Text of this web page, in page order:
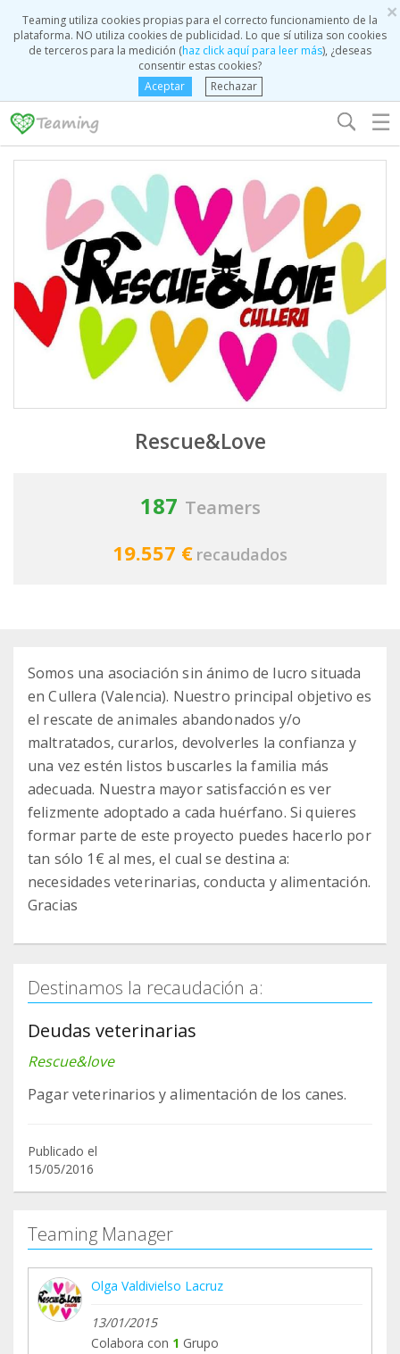
×
Teaming utiliza cookies propias para el correcto funcionamiento de la
plataforma. NO utiliza cookies de publicidad. Lo que sí utiliza son cookies
de terceros para la medición (haz click aquí para leer más), ¿deseas
consentir estas cookies?
Aceptar
Rechazar
☰
Rescue&Love
187 Teamers
19.557 € recaudados
Somos una asociación sin ánimo de lucro situada
en Cullera (Valencia). Nuestro principal objetivo es
el rescate de animales abandonados y/o
maltratados, curarlos, devolverles la confianza y
una vez estén listos buscarles la familia más
adecuada. Nuestra mayor satisfacción es ver
felizmente adoptado a cada huérfano. Si quieres
formar parte de este proyecto puedes hacerlo por
tan sólo 1€ al mes, el cual se destina a:
necesidades veterinarias, conducta y alimentación.
Gracias
Destinamos la recaudación a:
Deudas veterinarias
Rescue&love
Pagar veterinarios y alimentación de los canes.
Publicado el
15/05/2016
Teaming Manager
Olga Valdivielso Lacruz
13/01/2015
Colabora con 1 Grupo